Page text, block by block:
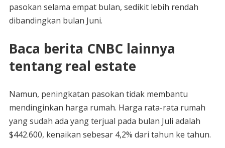
pasokan selama empat bulan, sedikit lebih rendah
dibandingkan bulan Juni.
Baca berita CNBC lainnya
tentang real estate
Namun, peningkatan pasokan tidak membantu
mendinginkan harga rumah. Harga rata-rata rumah
yang sudah ada yang terjual pada bulan Juli adalah
$442.600, kenaikan sebesar 4,2% dari tahun ke tahun.